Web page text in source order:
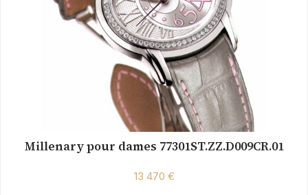
Millenary pour dames 77301ST.ZZ.D009CR.01
13 470 €